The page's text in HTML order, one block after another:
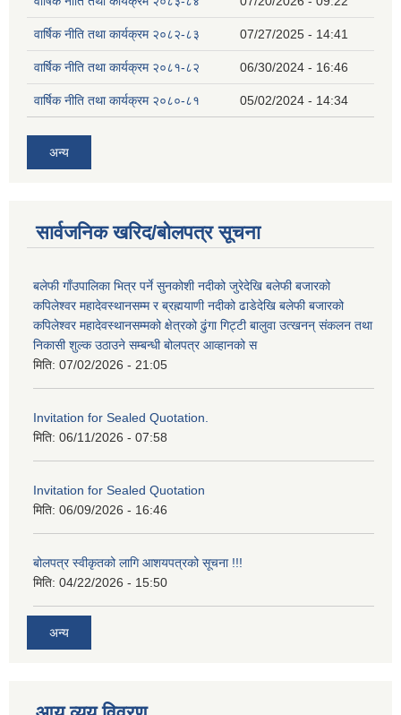
वार्षिक नीति तथा कार्यक्रम २०८२-८३ 07/27/2025 - 14:41
वार्षिक नीति तथा कार्यक्रम २०८१-८२ 06/30/2024 - 16:46
वार्षिक नीति तथा कार्यक्रम २०८०-८१ 05/02/2024 - 14:34
अन्य
सार्वजनिक खरिद/बोलपत्र सूचना
बलेफी गाँउपालिका भित्र पर्ने सुनकोशी नदीको जुरेदेखि बलेफी बजारको
कपिलेश्वर महादेवस्थानसम्म र ब्रह्मयाणी नदीको ढाडेदेखि बलेफी बजारको
कपिलेश्वर महादेवस्थानसम्मको क्षेत्रको ढुंगा गिट्टी बालुवा उत्खनन् संकलन तथा
निकासी शुल्क उठाउने सम्बन्धी बोलपत्र आव्हानको स
मिति: 07/02/2026 - 21:05
Invitation for Sealed Quotation.
मिति: 06/11/2026 - 07:58
Invitation for Sealed Quotation
मिति: 06/09/2026 - 16:46
बोलपत्र स्वीकृतको लागि आशयपत्रको सूचना !!!
मिति: 04/22/2026 - 15:50
अन्य